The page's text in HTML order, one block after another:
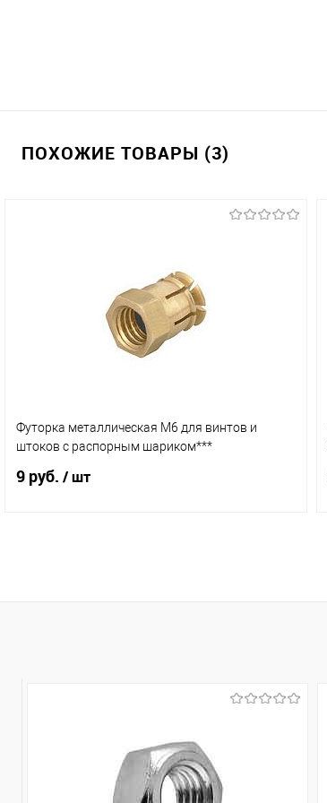
ПОХОЖИЕ ТОВАРЫ (3)
Футорка металлическая M6 для винтов и
штоков с распорным шариком***
9 руб. / шт
Купить в 1 клик
Сравнение